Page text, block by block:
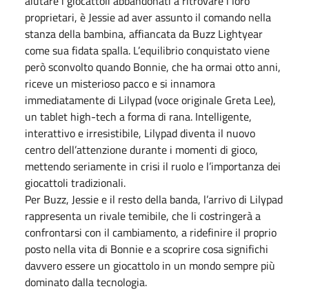
proprietari, è Jessie ad aver assunto il comando nella
stanza della bambina, affiancata da Buzz Lightyear
come sua fidata spalla. L’equilibrio conquistato viene
però sconvolto quando Bonnie, che ha ormai otto anni,
riceve un misterioso pacco e si innamora
immediatamente di Lilypad (voce originale Greta Lee),
un tablet high-tech a forma di rana. Intelligente,
interattivo e irresistibile, Lilypad diventa il nuovo
centro dell’attenzione durante i momenti di gioco,
mettendo seriamente in crisi il ruolo e l’importanza dei
giocattoli tradizionali.
Per Buzz, Jessie e il resto della banda, l’arrivo di Lilypad
rappresenta un rivale temibile, che li costringerà a
confrontarsi con il cambiamento, a ridefinire il proprio
posto nella vita di Bonnie e a scoprire cosa significhi
davvero essere un giocattolo in un mondo sempre più
dominato dalla tecnologia.